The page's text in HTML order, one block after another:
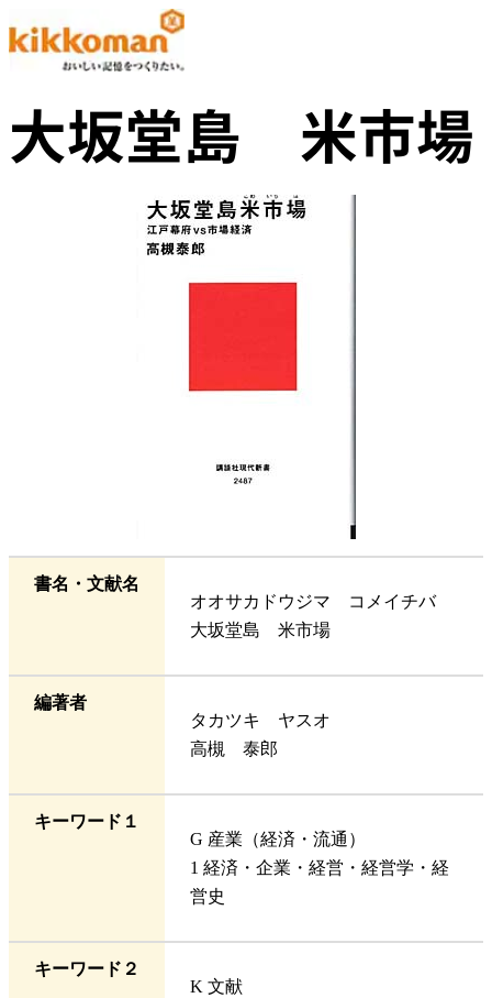
大坂堂島 米市場
書名・文献名
オオサカドウジマ コメイチバ
大坂堂島 米市場
編著者
タカツキ ヤスオ
高槻 泰郎
キーワード１
G 産業（経済・流通）
1 経済・企業・経営・経営学・経
営史
キーワード２
K 文献